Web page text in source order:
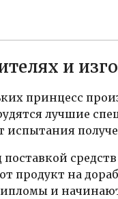
и
принцесс
лучшие
испытания
продукт на
и